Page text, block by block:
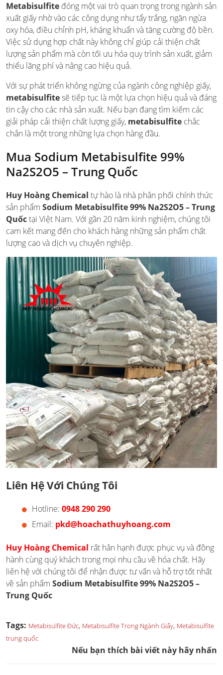
Metabisulfite đóng một vai trò quan trọng trong ngành sản
xuất giấy nhờ vào các công dụng như tẩy trắng, ngăn ngừa
oxy hóa, điều chỉnh pH, kháng khuẩn và tăng cường độ bền.
Việc sử dụng hợp chất này không chỉ giúp cải thiện chất
lượng sản phẩm mà còn tối ưu hóa quy trình sản xuất, giảm
thiểu lãng phí và nâng cao hiệu quả.
Với sự phát triển không ngừng của ngành công nghiệp giấy,
metabisulfitesẽ tiếp tục là một lựa chọn hiệu quả và đáng
tin cậy cho các nhà sản xuất. Nếu bạn đang tìm kiếm các
giải pháp cải thiện chất lượng giấy, metabisulfite chắc
chắn là một trong những lựa chọn hàng đầu.
Mua Sodium Metabisulfite 99%
Na2S2O5 – Trung Quốc
Huy Hoàng Chemical tự hào là nhà phân phối chính thức
sản phẩm Sodium Metabisulfite 99% Na2S2O5 – Trung
Quốctại Việt Nam. Với gần 20 năm kinh nghiệm, chúng tôi
cam kết mang đến cho khách hàng những sản phẩm chất
lượng cao và dịch vụ chuyên nghiệp.
Liên Hệ Với Chúng Tôi
Hotline: 0948 290 290
Email: pkd@hoachathuyhoang.com
Huy Hoàng Chemical rất hân hạnh được phục vụ và đồng
hành cùng quý khách trong mọi nhu cầu về hóa chất. Hãy
liên hệ với chúng tôi để nhận được tư vấn và hỗ trợ tốt nhất
về sản phẩm Sodium Metabisulfite 99% Na2S2O5 –
Trung Quốc
Tags: Metabisulfite Đức, Metabisulfite Trong Ngành Giấy, Metabisulfite
trung quốc
Nếu bạn thích bài viết này hãy nhấn